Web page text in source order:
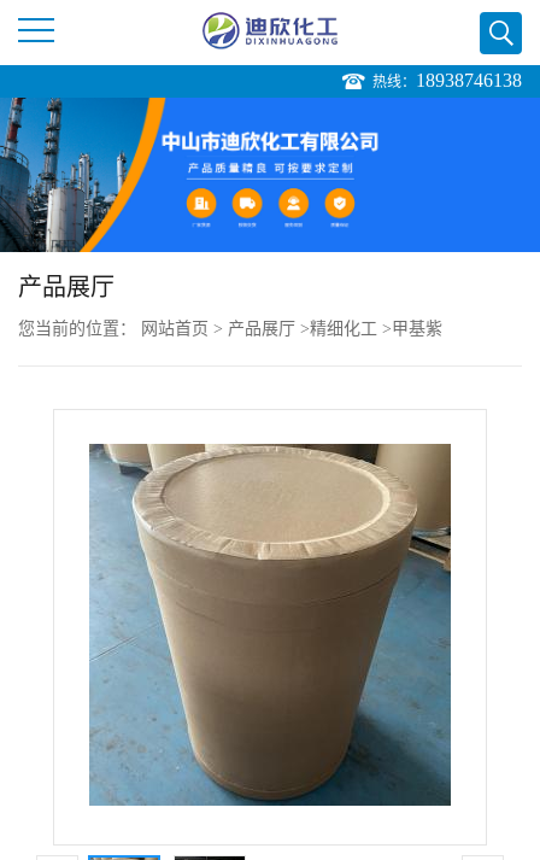
司
首
页
公
热线： 18938746138
产品展厅
您当前的位置： 网站首页 > 产品展厅 >精细化工 >甲基紫